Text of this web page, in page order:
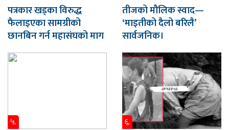
पत्रकार खड्का विरुद्ध
फैलाइएका सामग्रीको
छानबिन गर्न महासंघको माग
तीजको मौलिक स्वाद—
‘माइतीको दैलो बरिलै’
सार्वजनिक।
५. ६.